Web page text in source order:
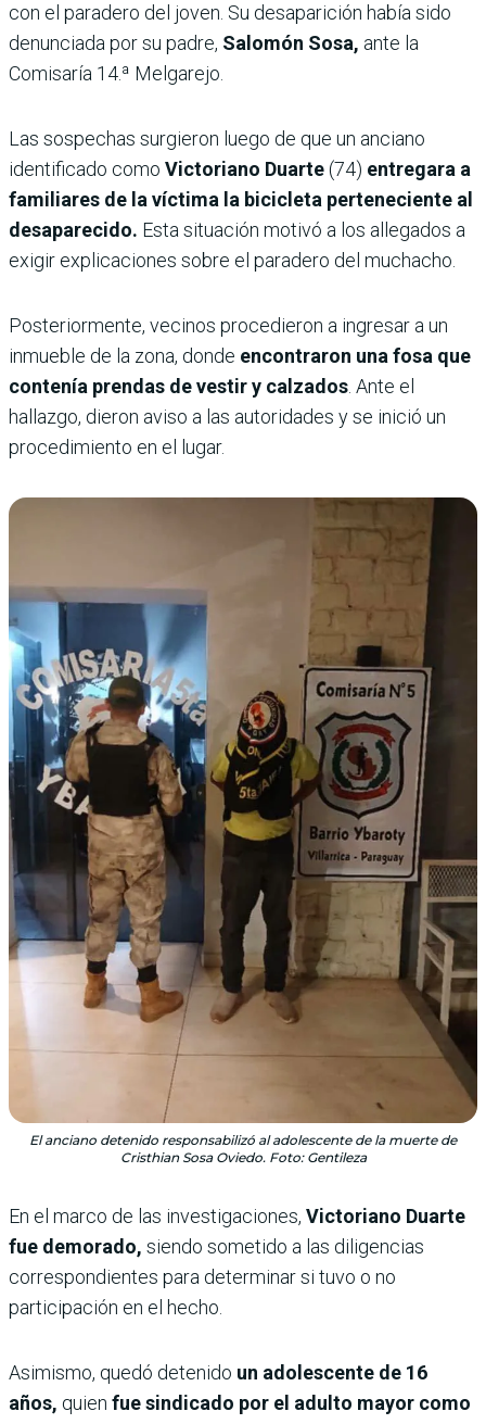
con el paradero del joven. Su desaparición había sido
denunciada por su padre, Salomón Sosa, ante la
Comisaría 14.ª Melgarejo.
Las sospechas surgieron luego de que un anciano
identificado como Victoriano Duarte(74) entregara a
familiares de la víctima la bicicleta perteneciente al
desaparecido. Esta situación motivó a los allegados a
exigir explicaciones sobre el paradero del muchacho.
Posteriormente, vecinos procedieron a ingresar a un
inmueble de la zona, donde encontraron una fosa que
contenía prendas de vestir y calzados . Ante el
hallazgo, dieron aviso a las autoridades y se inició un
procedimiento en el lugar.
El anciano detenido responsabilizó al adolescente de la muerte de
Cristhian Sosa Oviedo. Foto: Gentileza
En el marco de las investigaciones, Victoriano Duarte
fue demorado, siendo sometido a las diligencias
correspondientes para determinar si tuvo o no
participación en el hecho.
Asimismo, quedó detenido un adolescente de 16
años, quien fue sindicado por el adulto mayor como